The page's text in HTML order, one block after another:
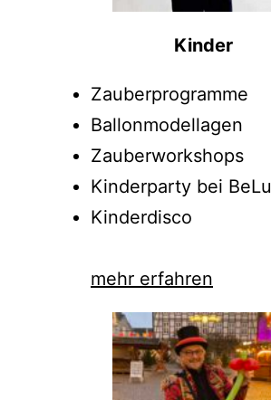
Kinder
Zauberprogramme
Ballonmodellagen
Zauberworkshops
Kinderparty bei BeLu
Kinderdisco
mehr erfahren